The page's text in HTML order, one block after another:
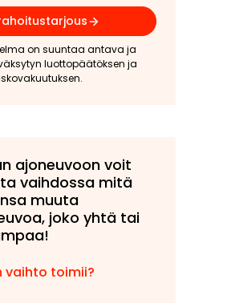
on suuntaa antava ja
luottopäätöksen ja
ajoneuvoon voit
vaihdossa mitä
muuta
joko yhtä tai
vaihto toimii?